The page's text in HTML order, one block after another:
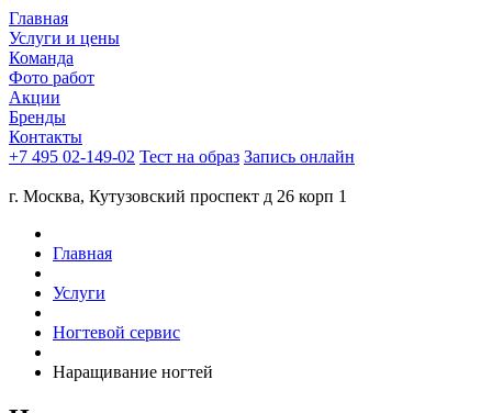
Главная
Услуги и цены
Команда
Фото работ
Акции
Бренды
Контакты
+7 495 02-149-02 Тест на образ Запись онлайн
г. Москва, Кутузовский проспект д 26 корп 1
Главная
Услуги
Ногтевой сервис
Наращивание ногтей